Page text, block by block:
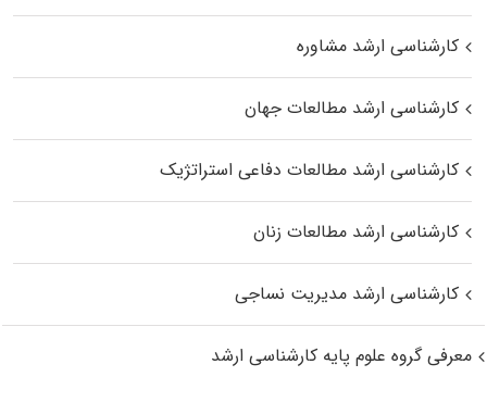
کارشناسی ارشد مشاوره
کارشناسی ارشد مطالعات جهان
کارشناسی ارشد مطالعات دفاعی استراتژیک
کارشناسی ارشد مطالعات زنان
کارشناسی ارشد مدیریت نساجی
معرفی گروه علوم پایه کارشناسی ارشد